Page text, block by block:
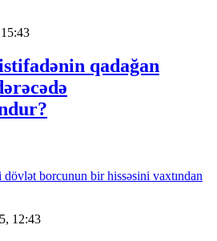
qadağan
12:43